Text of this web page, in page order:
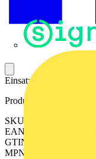
Einsatz für
Produktkennzeichen
SKU: 2505070000
EAN: 04050118519167
GTIN: 04050118519167
MPN: IE-FCI-PWB-